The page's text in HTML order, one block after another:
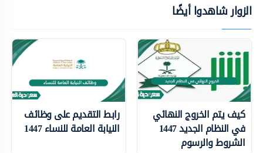
الزوار شاهدوا أيضًا
كيف يتم الخروج النهائي
في النظام الجديد 1447
الشروط والرسوم
رابط التقديم على وظائف
النيابة العامة للنساء 1447